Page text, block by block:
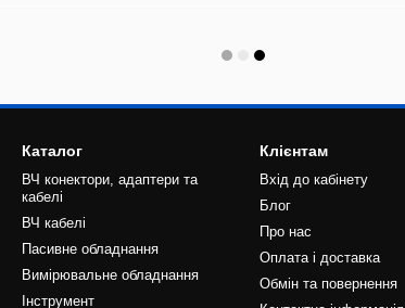
Каталог
ВЧ конектори, адаптери та
кабелі
ВЧ кабелі
Пасивне обладнання
Вимірювальне обладнання
Інструмент
Клієнтам
Вхід до кабінету
Блог
Про нас
Оплата і доставка
Обмін та повернення